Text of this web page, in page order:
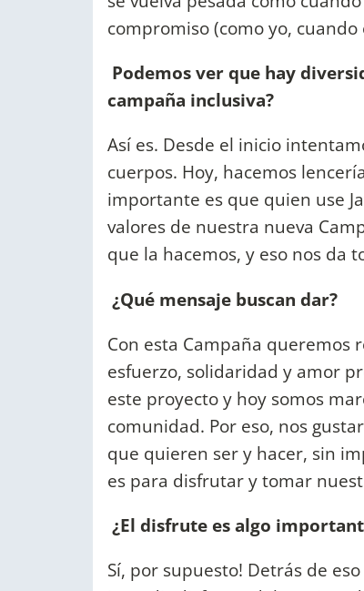
compromiso (como yo,
Podemos ver que hay
campaña inclusiva?
Así es. Desde el inicio
cuerpos. Hoy, hacemos
importante es que quien use
valores de nuestra nueva
que la hacemos, y eso nos da
¿Qué mensaje buscan dar?
Con esta Campaña queremos
esfuerzo, solidaridad y amor
este proyecto y hoy somos
comunidad. Por eso, nos
que quieren ser y hacer, sin
es para disfrutar y tomar
¿El disfrute es algo
Sí, por supuesto! Detrás de